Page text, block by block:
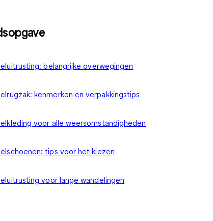
belangrijke overwegingen
kenmerken en verpakkingstips
voor alle weersomstandigheden
tips voor het kiezen
voor lange wandelingen